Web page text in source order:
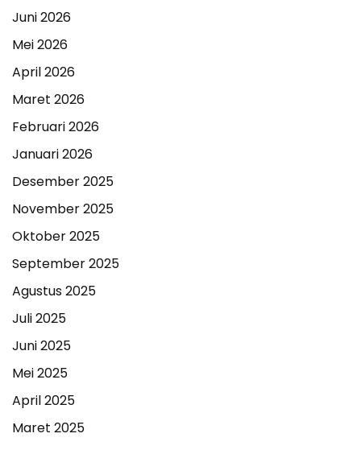
Juni 2026
Mei 2026
April 2026
Maret 2026
Februari 2026
Januari 2026
Desember 2025
November 2025
Oktober 2025
September 2025
Agustus 2025
Juli 2025
Juni 2025
Mei 2025
April 2025
Maret 2025